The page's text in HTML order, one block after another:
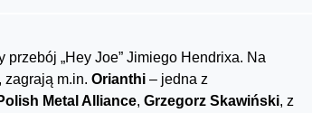
„Hey Joe” Jimiego Hendrixa. Na
zagrają m.in. Orianthi – jedna z
Metal Alliance, Grzegorz Skawiński, z